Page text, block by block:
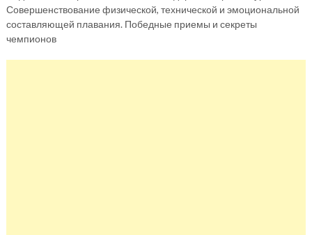
Совершенствование физической, технической и эмоциональной
составляющей плавания. Победные приемы и секреты
чемпионов